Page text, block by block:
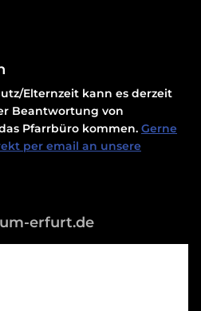
Elternzeit kann es derzeit
Beantwortung von
Pfarrbüro kommen. Gerne
per email an unsere
erfurt.de